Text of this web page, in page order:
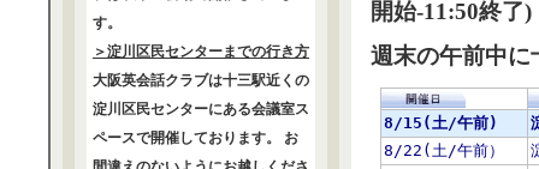
開始-11:50終了)
週末の午前中に
す。
＞淀川区民センターまでの行き方
大阪英会話クラブは十三駅近くの
淀川区民センターにある会議室ス
ペースで開催しております。 お